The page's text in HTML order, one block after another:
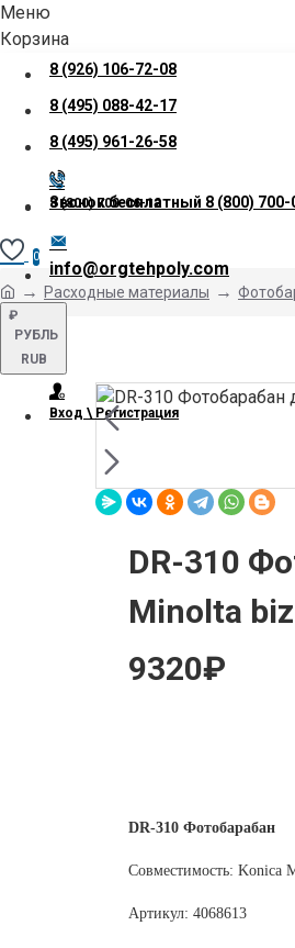
Меню
Корзина
8 (926) 106-72-08
8 (495) 088-42-17
8 (495) 961-26-58
Звонок бесплатный 8 (800)
info@orgtehpoly.com
₽
РУБЛЬ
RUB
Вход \ Регистрация
8 (800) 700-06-12
0
Расходные материалы
DR-310
Minolta
9320₽
DR-310 Фотобарабан
Совместимость: Konica
Артикул: 4068613